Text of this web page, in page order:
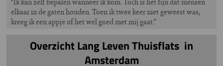
elkaar in de gaten houden. Toen ik twee keer niet geweest was,
kreeg ik een appje of het wel goed met mij gaat.”
Overzicht Lang Leven Thuisflats in
Amsterdam